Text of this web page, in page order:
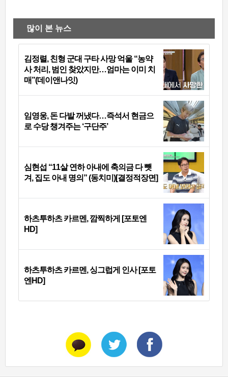
많이 본 뉴스
김정렬, 친형 군대 구타 사망 억울 “농약
사 처리, 범인 찾았지만…엄마는 이미 치
매”(데이앤나잇)
임영웅, 돈 다발 꺼냈다…즉석서 현금으
로 수당 챙겨주는 ‘구단주’
심현섭 “11살 연하 아내에 축의금 다 뺏
겨, 집도 아내 명의” (동치미)[결정적장면]
하츠투하츠 카르멘, 깜찍하게 [포토엔
HD]
하츠투하츠 카르멘, 싱그럽게 인사 [포토
엔HD]